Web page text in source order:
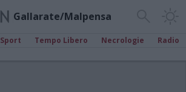
Gallarate/Malpensa
Sport Tempo Libero Necrologie Radio